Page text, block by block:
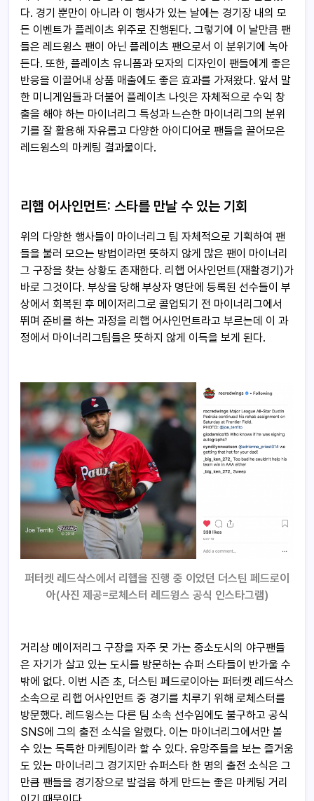
다. 경기 뿐만이 아니라 이 행사가 있는 날에는 경기장 내의 모
든 이벤트가 플레이츠 위주로 진행된다. 그렇기에 이 날만큼 팬
들은 레드윙스 팬이 아닌 플레이츠 팬으로서 이 분위기에 녹아
든다. 또한, 플레이츠 유니폼과 모자의 디자인이 팬들에게 좋은
반응을 이끌어내 상품 매출에도 좋은 효과를 가져왔다. 앞서 말
한 미니게임들과 더불어 플레이츠 나잇은 자체적으로 수익 창
출을 해야 하는 마이너리그 특성과 느슨한 마이너리그의 분위
기를 잘 활용해 자유롭고 다양한 아이디어로 팬들을 끌어모은
레드윙스의 마케팅 결과물이다.
리햅 어사인먼트: 스타를 만날 수 있는 기회
위의 다양한 행사들이 마이너리그 팀 자체적으로 기획하여 팬
들을 불러 모으는 방법이라면 뜻하지 않게 많은 팬이 마이너리
그 구장을 찾는 상황도 존재한다. 리햅 어사인먼트(재활경기)가
바로 그것이다. 부상을 당해 부상자 명단에 등록된 선수들이 부
상에서 회복된 후 메이저리그로 콜업되기 전 마이너리그에서
뛰며 준비를 하는 과정을 리햅 어사인먼트라고 부르는데 이 과
정에서 마이너리그팀들은 뜻하지 않게 이득을 보게 된다.
퍼터켓 레드삭스에서 리햅을 진행 중 이었던 더스틴 페드로이
아(사진 제공=로체스터 레드윙스 공식 인스타그램)
거리상 메이저리그 구장을 자주 못 가는 중소도시의 야구팬들
은 자기가 살고 있는 도시를 방문하는 슈퍼 스타들이 반가울 수
밖에 없다. 이번 시즌 초, 더스틴 페드로이아는 퍼터켓 레드삭스
소속으로 리햅 어사인먼트 중 경기를 치루기 위해 로체스터를
방문했다. 레드윙스는 다른 팀 소속 선수임에도 불구하고 공식
SNS에 그의 출전 소식을 알렸다. 이는 마이너리그에서만 볼
수 있는 독특한 마케팅이라 할 수 있다. 유망주들을 보는 즐거움
도 있는 마이너리그 경기지만 슈퍼스타 한 명의 출전 소식은 그
만큼 팬들을 경기장으로 발걸음 하게 만드는 좋은 마케팅 거리